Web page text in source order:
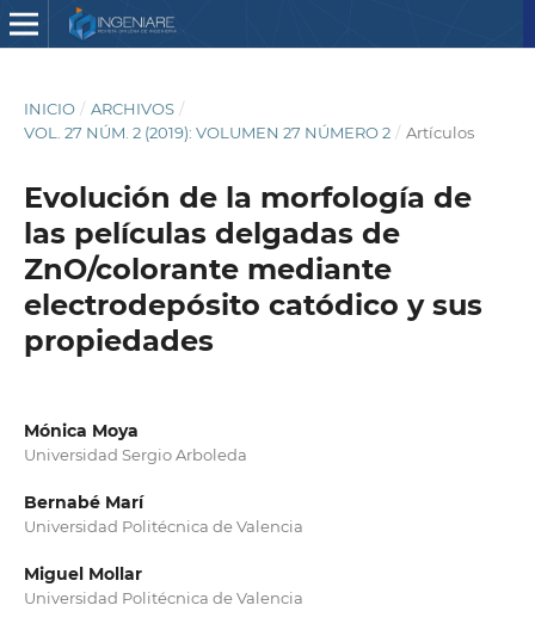
INICIO / ARCHIVOS /
VOL. 27 NÚM. 2 (2019): VOLUMEN 27 NÚMERO 2 / Artículos
Evolución de la morfología de
las películas delgadas de
ZnO/colorante mediante
electrodepósito catódico y sus
propiedades
Mónica Moya
Universidad Sergio Arboleda
Bernabé Marí
Universidad Politécnica de Valencia
Miguel Mollar
Universidad Politécnica de Valencia